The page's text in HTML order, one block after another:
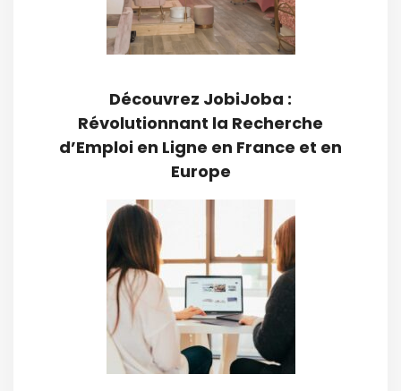
Découvrez JobiJoba :
Révolutionnant la Recherche
d’Emploi en Ligne en France et en
Europe